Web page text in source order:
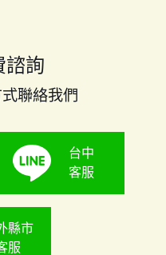
諮詢
聯絡我們
台中
客服
縣市
服